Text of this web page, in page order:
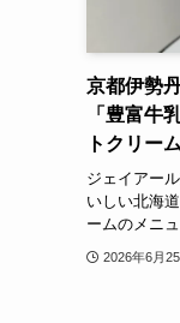
京都伊勢
「豊富牛
トクリーム
ジェイアー
いしい北海
ームのメニ
2026年6月